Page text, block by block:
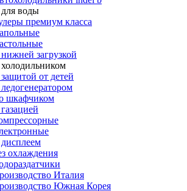
воды
премиум класса
загрузкой
от детей
шкафчиком
охлаждения
Италия
Южная Корея